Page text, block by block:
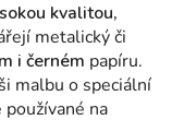
kvalitou,
metalický či
i černém papíru.
malbu o speciální
na